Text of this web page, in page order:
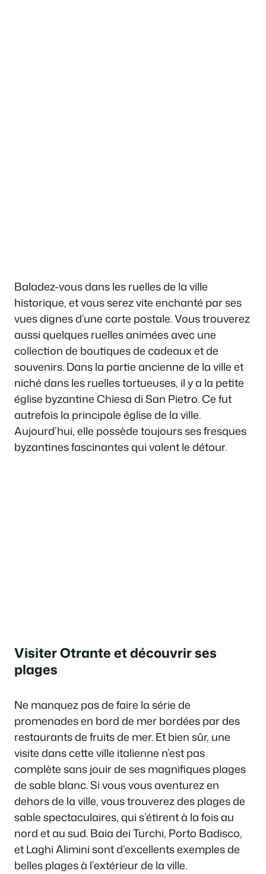
Baladez-vous dans les ruelles de la ville
historique, et vous serez vite enchanté par ses
vues dignes d’une carte postale. Vous trouverez
aussi quelques ruelles animées avec une
collection de boutiques de cadeaux et de
souvenirs. Dans la partie ancienne de la ville et
niché dans les ruelles tortueuses, il y a la petite
église byzantine Chiesa di San Pietro. Ce fut
autrefois la principale église de la ville.
Aujourd’hui, elle possède toujours ses fresques
byzantines fascinantes qui valent le détour.
Visiter Otrante et découvrir ses
plages
Ne manquez pas de faire la série de
promenades en bord de mer bordées par des
restaurants de fruits de mer. Et bien sûr, une
visite dans cette ville italienne n’est pas
complète sans jouir de ses magnifiques plages
de sable blanc. Si vous vous aventurez en
dehors de la ville, vous trouverez des plages de
sable spectaculaires, qui s’étirent à la fois au
nord et au sud. Baia dei Turchi, Porto Badisco,
et Laghi Alimini sont d’excellents exemples de
belles plages à l’extérieur de la ville.